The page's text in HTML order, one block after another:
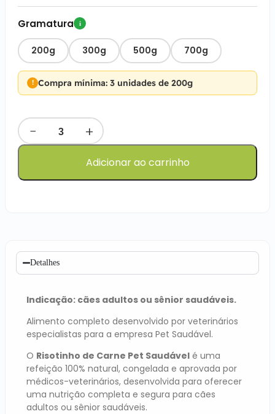
Gramatura i
200g 300g 500g 700g
Compra mínima: 3 unidades de 200g
− +
Adicionar ao carrinho
Detalhes
Indicação: cães adultos ou sênior saudáveis.
Alimento completo desenvolvido por veterinários
especialistas para a empresa Pet Saudável.
O Risotinho de Carne Pet Saudável é uma
refeição 100% natural, congelada e aprovada por
médicos-veterinários, desenvolvida para oferecer
uma nutrição completa e segura para cães
adultos ou sênior saudáveis.